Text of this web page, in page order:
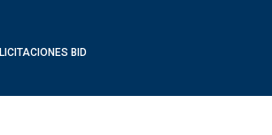
LICITACIONES BID